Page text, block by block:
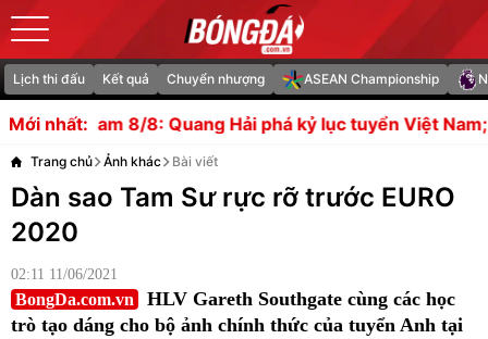
Lịch thi đấu Kết quả Chuyển nhượng ASEAN Championship
Mới nhất:
Hải phá kỷ lục tuyển Việt Nam; Đình Bắc sẵn sàng cạnh
Trang chủ Ảnh khác Bài viết
Dàn sao Tam Sư rực rỡ trước EURO
2020
02:11 11/06/2021
BongDa.com.vn
HLV Gareth Southgate cùng các học
trò tạo dáng cho bộ ảnh chính thức của tuyển Anh tại